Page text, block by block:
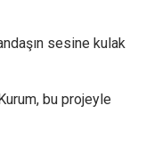
sesine kulak
bu projeyle